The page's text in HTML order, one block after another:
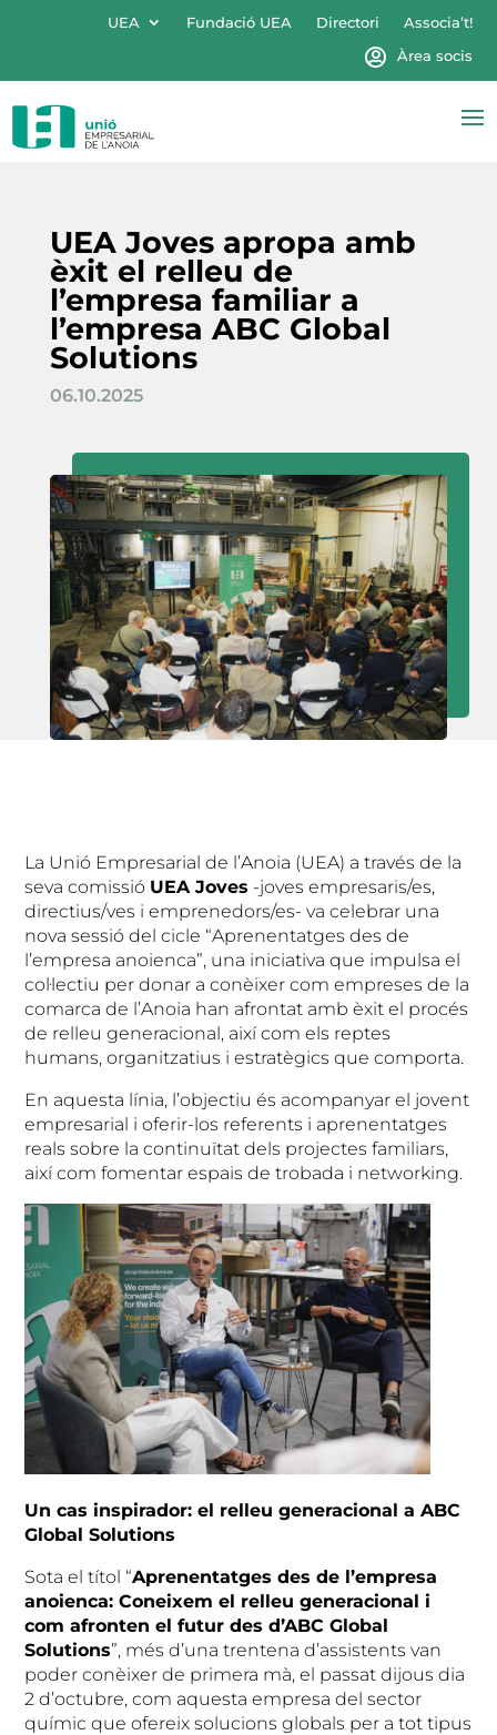
UEA Fundació UEA Directori
Associa’t!
Àrea socis
UEA Joves apropa amb
èxit el relleu de
l’empresa familiar a
l’empresa ABC Global
Solutions
06.10.2025
La Unió Empresarial de l’Anoia (UEA) a través de la
seva comissió UEA Joves -joves empresaris/es,
directius/ves i emprenedors/es- va celebrar una
nova sessió del cicle “Aprenentatges des de
l’empresa anoienca”, una iniciativa que impulsa el
col·lectiu per donar a conèixer com empreses de la
comarca de l’Anoia han afrontat amb èxit el procés
de relleu generacional, així com els reptes
humans, organitzatius i estratègics que comporta.
En aquesta línia, l’objectiu és acompanyar el jovent
empresarial i oferir-los referents i aprenentatges
reals sobre la continuïtat dels projectes familiars,
així com fomentar espais de trobada i networking.
Un cas inspirador: el relleu generacional a ABC
Global Solutions
Sota el títol “Aprenentatges des de l’empresa
anoienca: Coneixem el relleu generacional i
com afronten el futur des d’ABC Global
Solutions”, més d’una trentena d’assistents van
poder conèixer de primera mà, el passat dijous dia
2 d’octubre, com aquesta empresa del sector
químic que ofereix solucions globals per a tot tipus